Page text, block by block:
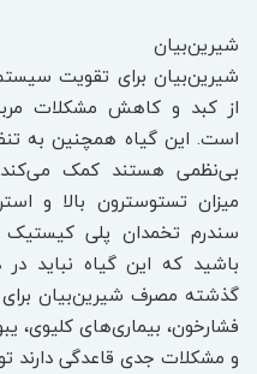
شیرین‌بیان
شیرین‌بیان برای تقویت
از کبد و کاهش مشکلات
است. این گیاه همچنین به
بی‌نظمی هستند کمک
میزان تستوسترون بالا و
سندرم تخمدان پلی
باشید که این گیاه نباید
گذشته مصرف شیرین‌بیان
فشارخون، بیماری‌های کلیوی،
و مشکلات جدی قاعدگی دارند